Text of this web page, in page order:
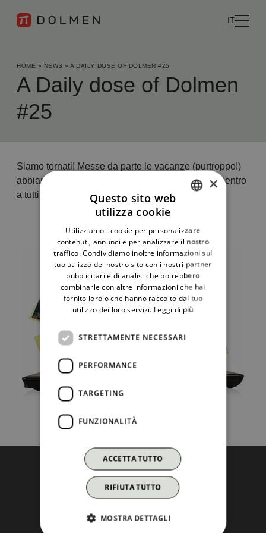
IT
HOME » NEWS »A DAILY DOSE OF DOLMEN #25
A Daily dose of Dolmen
#25
Siamo tornati! Messe da parte le vacanze (purtroppo!)
abbiamo ripreso la nostra normale attività. Buon rientro
a tutti!
via dei Cantieri n.35 (PA)
ENGLISH
×
Questo sito web
utilizza cookie
Utilizziamo i cookie per personalizzare
contenuti, annunci e per analizzare il nostro
traffico. Condividiamo inoltre informazioni sul
tuo utilizzo del nostro sito con i nostri partner
pubblicitari e di analisi che potrebbero
combinarle con altre informazioni che hai
fornito loro o che hanno raccolto dal tuo
utilizzo dei loro servizi. Leggi di più
STRETTAMENTE NECESSARI
PERFORMANCE
TARGETING
FUNZIONALITÀ
ACCETTA TUTTO
RIFIUTA TUTTO
MOSTRA DETTAGLI